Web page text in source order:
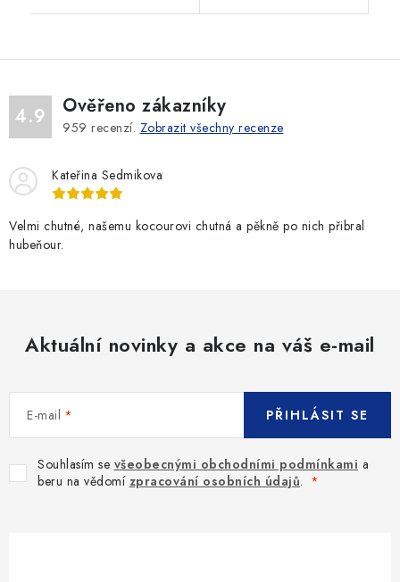
4.9 Ověřeno zákazníky
959 recenzí. Zobrazit všechny recenze
Kateřina Sedmikova
Velmi chutné, našemu kocourovi chutná a pěkně po nich přibral
hubeňour.
Aktuální novinky a akce na váš e-mail
E-mail
Souhlasím se všeobecnými obchodními podmínkami a
beru na vědomí zpracování osobních údajů.
PŘIHLÁSIT SE